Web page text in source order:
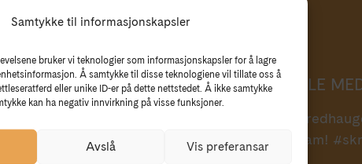
Samtykke til informasjonskapsler
bruker vi teknologier som informasjonskapsler for å lagre
Å samtykke til disse teknologiene vil tillate oss å
eller unike ID-er på dette nettstedet. Å ikke samtykke
kan ha negativ innvirkning på visse funksjoner.
Avslå Vis preferansar
79 884
SOSIALE
Følg
Instagram!